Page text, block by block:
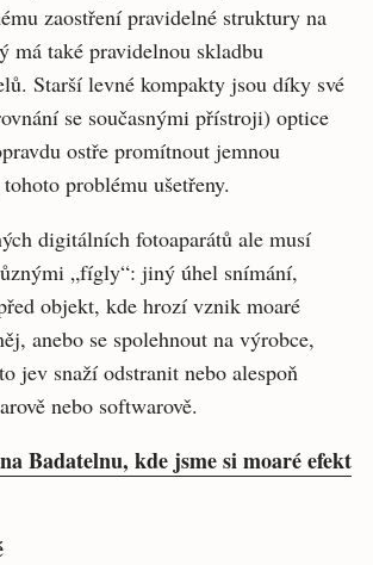
zaostření pravidelné struktury na
má také pravidelnou skladbu
Starší levné kompakty jsou díky své
se současnými přístroji) optice
ostře promítnout jemnou
problému ušetřeny.
digitálních fotoaparátů ale musí
„fígly“: jiný úhel snímání,
objekt, kde hrozí vznik moaré
anebo se spolehnout na výrobce,
jev snaží odstranit nebo alespoň
nebo softwarově.
Badatelnu, kde jsme si moaré efekt